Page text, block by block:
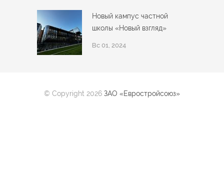
Новый кампус частной
школы «Новый взгляд»
Вс 01, 2024
© Copyright 2026 ЗАО «Евростройсоюз»